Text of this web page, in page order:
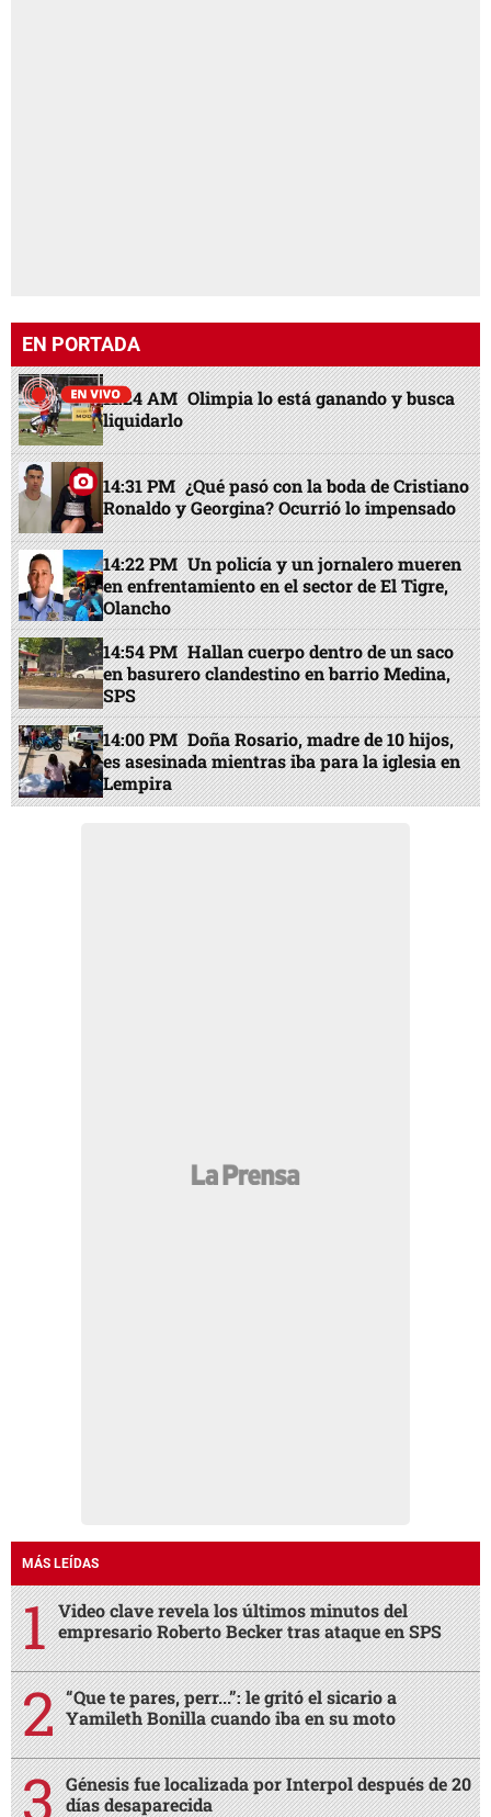
EN PORTADA
11:24 AM Olimpia lo está ganando y busca
liquidarlo
14:31 PM ¿Qué pasó con la boda de Cristiano
Ronaldo y Georgina? Ocurrió lo impensado
14:22 PM Un policía y un jornalero mueren
en enfrentamiento en el sector de El Tigre,
Olancho
14:54 PM Hallan cuerpo dentro de un saco
en basurero clandestino en barrio Medina,
SPS
14:00 PM Doña Rosario, madre de 10 hijos,
es asesinada mientras iba para la iglesia en
Lempira
MÁS LEÍDAS
Video clave revela los últimos minutos del
empresario Roberto Becker tras ataque en SPS
“Que te pares, perr...”: le gritó el sicario a
Yamileth Bonilla cuando iba en su moto
Génesis fue localizada por Interpol después de 20
días desaparecida